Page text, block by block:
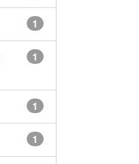
1
1
1
1